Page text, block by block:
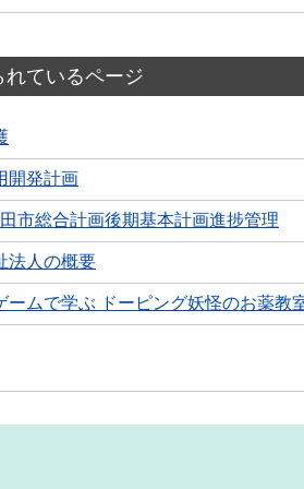
れているページ
開発計画
市総合計画後期基本計画進捗管理
法人の概要
ームで学ぶ ドーピング妖怪のお薬教